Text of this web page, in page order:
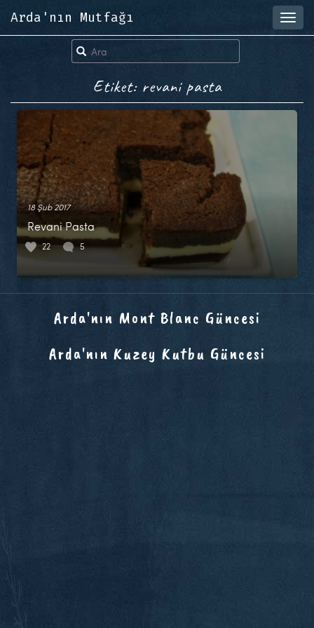
Arda'nın Mutfağı
Etiket: revani pasta
18 Şub 2017
Revani Pasta
22 5
Arda'nın Mont Blanc Güncesi
Arda'nın Kuzey Kutbu Güncesi